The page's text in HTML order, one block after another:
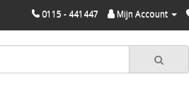
0115 - 441447 Mijn Account